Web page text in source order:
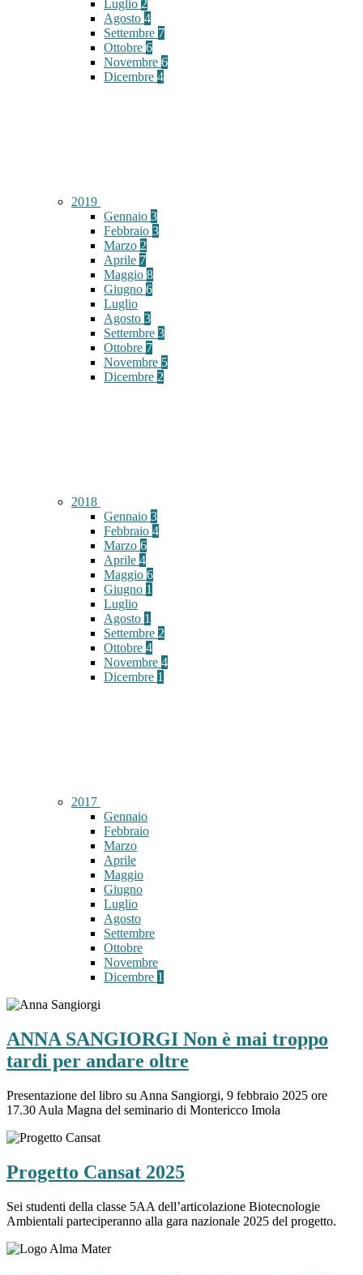
Luglio 2
Agosto 4
Settembre 7
Ottobre 6
Novembre 6
Dicembre 4
2019
Gennaio 3
Febbraio 3
Marzo 2
Aprile 7
Maggio 8
Giugno 6
Luglio
Agosto 3
Settembre 3
Ottobre 7
Novembre 5
Dicembre 2
2018
Gennaio 3
Febbraio 4
Marzo 6
Aprile 4
Maggio 6
Giugno 1
Luglio
Agosto 1
Settembre 2
Ottobre 4
Novembre 4
Dicembre 1
2017
Gennaio
Febbraio
Marzo
Aprile
Maggio
Giugno
Luglio
Agosto
Settembre
Ottobre
Novembre
Dicembre 1
ANNA SANGIORGI Non è mai troppo
tardi per andare oltre
Presentazione del libro su Anna Sangiorgi, 9 febbraio 2025 ore
17.30 Aula Magna del seminario di Montericco Imola
Progetto Cansat 2025
Sei studenti della classe 5AA dell’articolazione Biotecnologie
Ambientali parteciperanno alla gara nazionale 2025 del progetto.